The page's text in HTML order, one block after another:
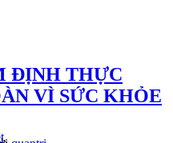
ĐỊNH THỰC
VÌ SỨC KHỎE